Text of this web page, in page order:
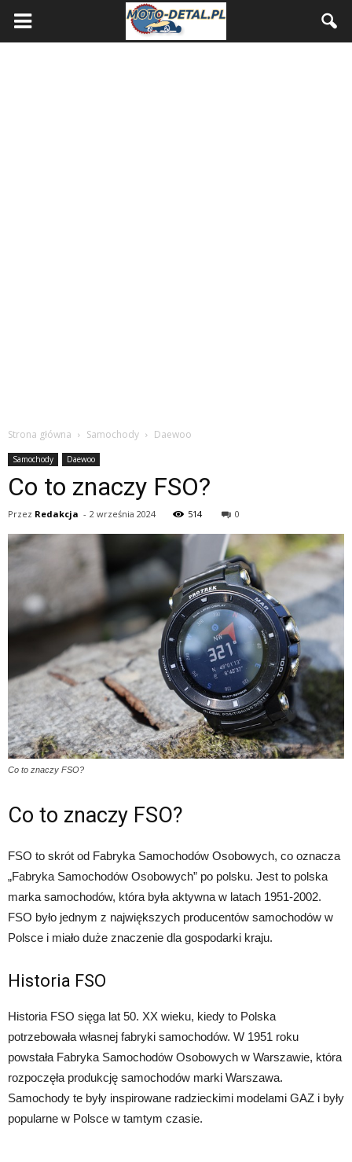
Strona główna Samochody Daewoo
Samochody Daewoo
Co to znaczy FSO?
Przez Redakcja - 2 września 2024 514 0
Co to znaczy FSO?
Co to znaczy FSO?
FSO to skrót od Fabryka Samochodów Osobowych, co oznacza
„Fabryka Samochodów Osobowych” po polsku. Jest to polska
marka samochodów, która była aktywna w latach 1951-2002.
FSO było jednym z największych producentów samochodów w
Polsce i miało duże znaczenie dla gospodarki kraju.
Historia FSO
Historia FSO sięga lat 50. XX wieku, kiedy to Polska
potrzebowała własnej fabryki samochodów. W 1951 roku
powstała Fabryka Samochodów Osobowych w Warszawie, która
rozpoczęła produkcję samochodów marki Warszawa.
Samochody te były inspirowane radzieckimi modelami GAZ i były
popularne w Polsce w tamtym czasie.